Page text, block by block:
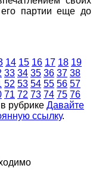
партии еще до
14 15 16 17 18 19
33 34 35 36 37 38
52 53 54 55 56 57
71 72 73 74 75 76
в рубрике Давайте
ссылку.